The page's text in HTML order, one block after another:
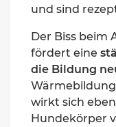
und sind
Der Biss beim
fördert eine
die Bildung
wirkt sich
Hundekörper